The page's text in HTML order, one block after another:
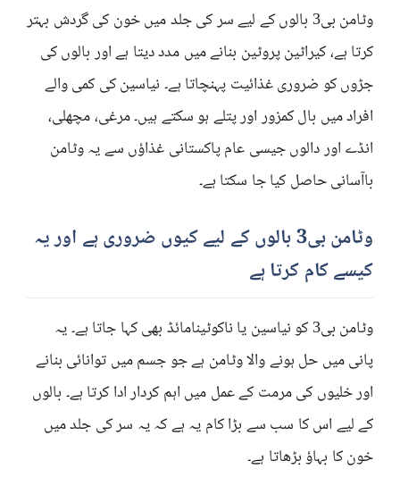
وٹامن بی3 بالوں کے لیے سر کی جلد میں خون کی گردش بہتر
کرتا ہے، کیراٹین پروٹین بنانے میں مدد دیتا ہے اور بالوں کی
جڑوں کو ضروری غذائیت پہنچاتا ہے۔ نیاسین کی کمی والے
افراد میں بال کمزور اور پتلے ہو سکتے ہیں۔ مرغی، مچھلی،
انڈے اور دالوں جیسی عام پاکستانی غذاؤں سے یہ وٹامن
باآسانی حاصل کیا جا سکتا ہے۔
وٹامن بی3 بالوں کے لیے کیوں ضروری ہے اور یہ
کیسے کام کرتا ہے
وٹامن بی3 کو نیاسین یا ناکوٹینامائڈ بھی کہا جاتا ہے۔ یہ
پانی میں حل ہونے والا وٹامن ہے جو جسم میں توانائی بنانے
اور خلیوں کی مرمت کے عمل میں اہم کردار ادا کرتا ہے۔ بالوں
کے لیے اس کا سب سے بڑا کام یہ ہے کہ یہ سر کی جلد میں
خون کا بہاؤ بڑھاتا ہے۔